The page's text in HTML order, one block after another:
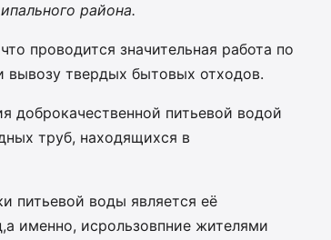
района.
проводится значительная работа по
вывозу твердых бытовых отходов.
доброкачественной питьевой водой
труб, находящихся в
питьевой воды является её
именно, исрользовпние жителями